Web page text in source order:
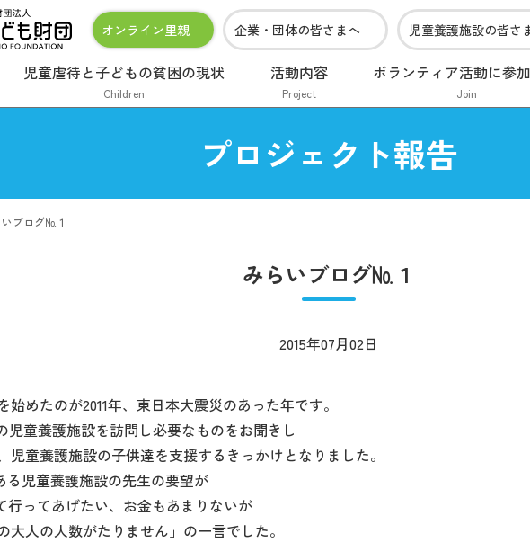
オンライン里親 企業・団体の皆さまへ 児童養護施設の皆さ
児童虐待と子どもの貧困の現状
Children
活動内容
Project
ボランティア活動に参
Join
プロジェクト報告
いブログ№１
みらいブログ№１
2015年07月02日
めたのが2011年、東日本大震災のあった年です。
児童養護施設を訪問し必要なものをお聞きし
児童養護施設の子供達を支援するきっかけとなりました。
る児童養護施設の先生の要望が
行ってあげたい、お金もあまりないが
大人の人数がたりません」の一言でした。